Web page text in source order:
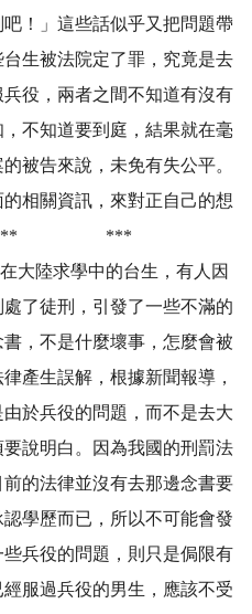
！」這些話似乎又把問題帶
生被法院定了罪，究竟是去
役，兩者之間不知道有沒有
不知道要到庭，結果就在毫
被告來說，未免有失公平。
相關資訊，來對正自己的想
。 *** ***
陸求學中的台生，有人因
了徒刑，引發了一些不滿的
，不是什麼壞事，怎麼會被
產生誤解，根據新聞報導，
於兵役的問題，而不是去大
說明白。因為我國的刑罰法
的法律並沒有去那邊念書要
學歷而已，所以不可能會發
兵役的問題，則只是侷限有
服過兵役的男生，應該不受